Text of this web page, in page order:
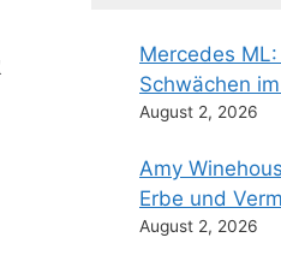
Mercedes
Schwächen
August 2, 2026
Amy
Erbe und
August 2, 2026